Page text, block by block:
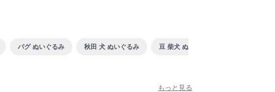
パグ ぬいぐるみ 秋田 犬 ぬいぐるみ 豆 柴犬 ぬいぐるみ
もっと見る